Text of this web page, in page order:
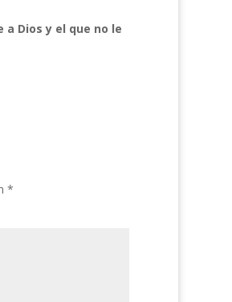
Dios y el que no le
*